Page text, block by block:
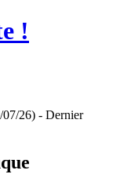
!
07/26) - Dernier